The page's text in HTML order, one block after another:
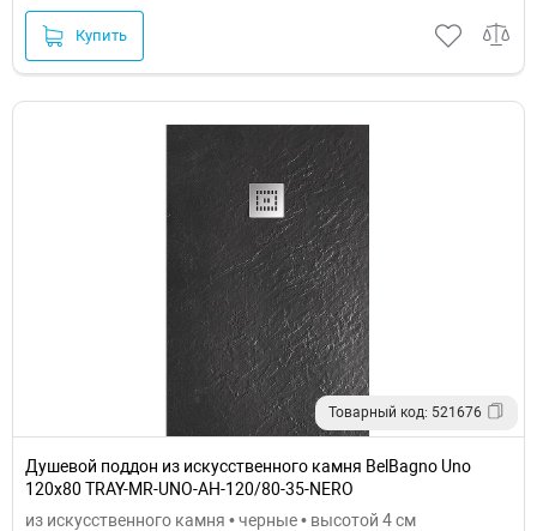
Купить
Товарный код: 521676
Душевой поддон из искусственного камня BelBagno Uno
120x80 TRAY-MR-UNO-AH-120/80-35-NERO
из искусственного камня • черные • высотой 4 см